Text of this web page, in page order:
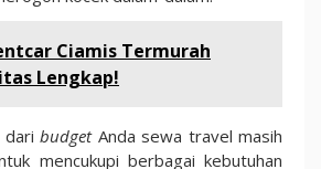
Ciamis Termurah
Lengkap!
dari budgetAnda sewa travel masih
mencukupi berbagai kebutuhan